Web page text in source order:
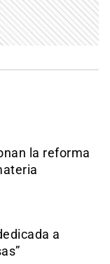
la reforma
a